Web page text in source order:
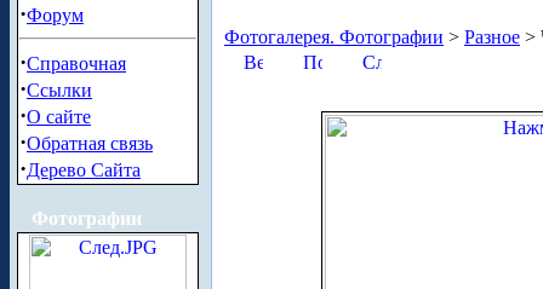
·Форум
·Справочная
·Ссылки
·О сайте
·Обратная связь
·Дерево Сайта
Фотографии
Фотогалерея. Фотографии > Разное >